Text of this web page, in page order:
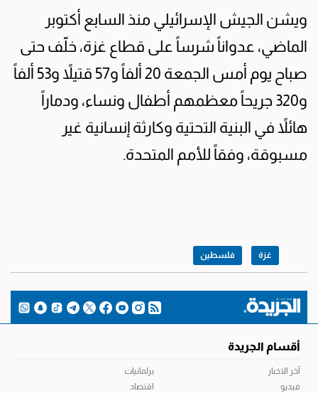
ويشن الجيش الإسرائيلي منذ السابع أكتوبر
الماضي، عدواناً شرساً على قطاع غزة، خلّف حتى
صباح يوم أمس الجمعة 20 ألفاً و57 قتيلاً و53 ألفاً
و320 جريحاً معظمهم أطفال ونساء، ودماراً
هائلاً في البنية التحتية وكارثة إنسانية غير
مسبوقة، وفقاً للأمم المتحدة.
غزة فلسطين
أقسام الجريدة
آخر الاخبار
فيديو
برلمانيات
اقتصاد